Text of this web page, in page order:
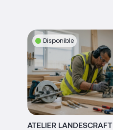
Disponible
ATELIER LANDESCRAFT